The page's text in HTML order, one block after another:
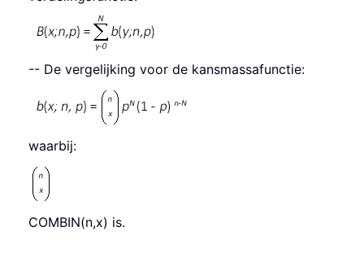
-- De vergelijking voor de kansmassafunctie:
waarbij:
COMBIN(n,x) is.